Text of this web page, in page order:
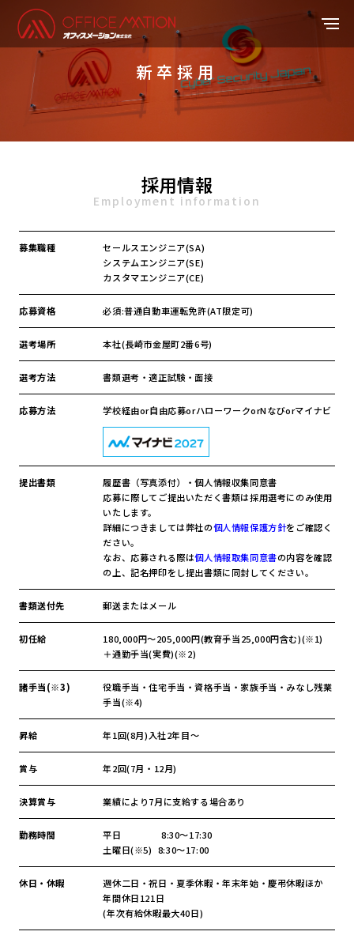
新卒採用
採用情報
募集職種
セールスエンジニア(SA)
システムエンジニア(SE)
カスタマエンジニア(CE)
応募資格 必須:普通自動車運転免許(AT限定可)
選考場所 本社(長崎市金屋町2番6号)
選考方法 書類選考・適正試験・面接
応募方法 学校経由or自由応募orハローワークorNなびorマイナビ
提出書類
履歴書（写真添付）・個人情報収集同意書
応募に際してご提出いただく書類は採用選考にのみ使用
いたします。
詳細につきましては弊社の個人情報保護方針をご確認く
ださい。
なお、応募される際は個人情報取集同意書の内容を確認
の上、記名押印をし提出書類に同封してください。
書類送付先 郵送またはメール
初任給
180,000円～205,000円(教育手当25,000円含む)(※1)
＋通勤手当(実費)(※2)
諸手当(※3)
役職手当・住宅手当・資格手当・家族手当・みなし残業
手当(※4)
昇給 年1回(8月)入社2年目～
賞与 年2回(7月・12月)
決算賞与 業績により7月に支給する場合あり
勤務時間
平日 8:30～17:30
土曜日(※5) 8:30～17:00
休日・休暇
週休二日・祝日・夏季休暇・年末年始・慶弔休暇ほか
年間休日121日
(年次有給休暇最大40日)